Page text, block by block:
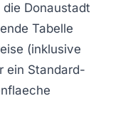
Donaustadt
Tabelle
(inklusive
ein Standard-